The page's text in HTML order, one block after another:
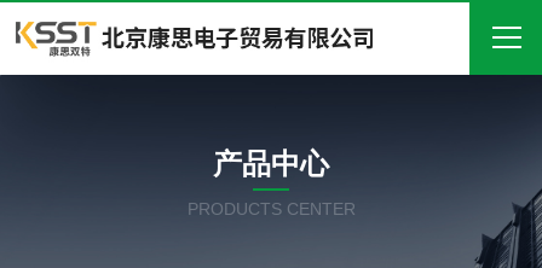
关于我们
产品中心
产品中心
PRODUCTS CENTER